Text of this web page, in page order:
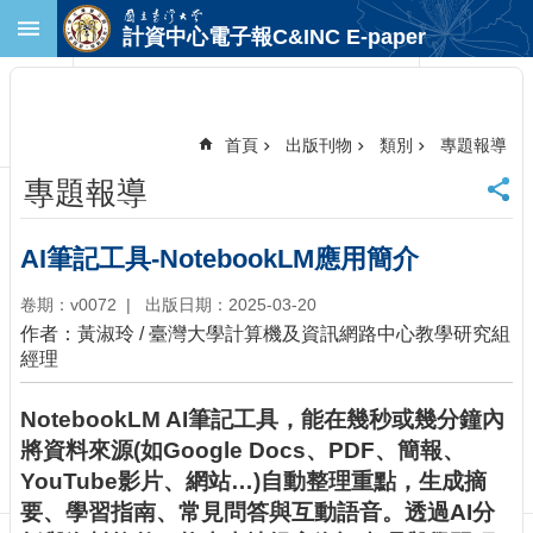
跳到主要內容區塊
首
頁
臺
大
首
頁
計
中
頁
聯
絡
資
計資中心電子報C&INC E-paper
首頁 出版刊物 類別 專題報導
專題報導
AI筆記工具-NotebookLM應用簡介
卷期：v0072 出版日期：2025-03-20
作者：黃淑玲 / 臺灣大學計算機及資訊網路中心教學研究組
經理
NotebookLM AI筆記工具，能在幾秒或幾分鐘內
將資料來源(如Google Docs、PDF、簡報、
YouTube影片、網站…)自動整理重點，生成摘
要、學習指南、常見問答與互動語音。透過AI分